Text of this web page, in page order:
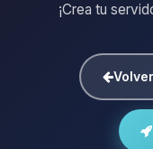
¡Crea tu